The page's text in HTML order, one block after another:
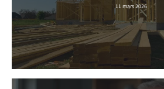
11 mars 2026